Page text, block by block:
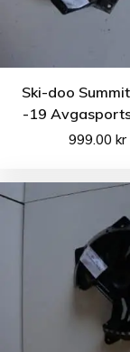
Ski-doo
-19
999.00kr